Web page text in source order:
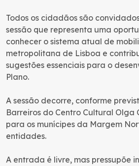
Todos os cidadãos são
sessão que representa uma
conhecer o sistema atual de
metropolitana de Lisboa e
sugestões essenciais para o
Plano.
A sessão decorre, conforme
Barreiros do Centro Cultural Olga
para os munícipes da Margem
entidades.
A entrada é livre, mas pressupõe